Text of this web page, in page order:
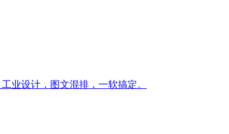
业设计，图文混排，一软搞定。